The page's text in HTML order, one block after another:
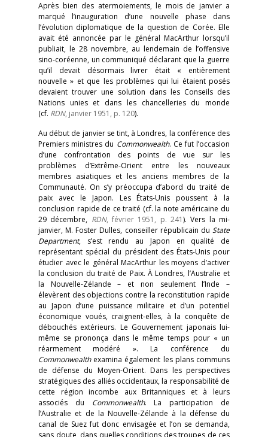
Après bien des atermoiements, le mois de janvier a
marqué l’inauguration d’une nouvelle phase dans
l’évolution diplomatique de la question de Corée. Elle
avait été annoncée par le général MacArthur lorsqu’il
publiait, le 28 novembre, au lendemain de l’offensive
sino-coréenne, un communiqué déclarant que la guerre
qu’il devait désormais livrer était « entièrement
nouvelle » et que les problèmes qui lui étaient posés
devaient trouver une solution dans les Conseils des
Nations unies et dans les chancelleries du monde
(cf. RDN, janvier 1951, p. 120).
Au début de janvier se tint, à Londres, la conférence des
Premiers ministres du Commonwealth. Ce fut l’occasion
d’une confrontation des points de vue sur les
problèmes d’Extrême-Orient entre les nouveaux
membres asiatiques et les anciens membres de la
Communauté. On s’y préoccupa d’abord du traité de
paix avec le Japon. Les États-Unis poussent à la
conclusion rapide de ce traité (cf. la note américaine du
29 décembre, RDN, février 1951, p. 241). Vers la mi-
janvier, M. Foster Dulles, conseiller républicain du State
Department, s’est rendu au Japon en qualité de
représentant spécial du président des États-Unis pour
étudier avec le général MacArthur les moyens d’activer
la conclusion du traité de Paix. À Londres, l’Australie et
la Nouvelle-Zélande – et non seulement l’Inde –
élevèrent des objections contre la reconstitution rapide
au Japon d’une puissance militaire et d’un potentiel
économique voués, craignent-elles, à la conquête de
débouchés extérieurs. Le Gouvernement japonais lui-
même se prononça dans le même temps pour « un
réarmement modéré ». La conférence du
Commonwealth examina également les plans communs
de défense du Moyen-Orient. Dans les perspectives
stratégiques des alliés occidentaux, la responsabilité de
cette région incombe aux Britanniques et à leurs
associés du Commonwealth. La participation de
l’Australie et de la Nouvelle-Zélande à la défense du
canal de Suez fut donc envisagée et l’on se demanda,
sans doute, dans quelles conditions des troupes de ces